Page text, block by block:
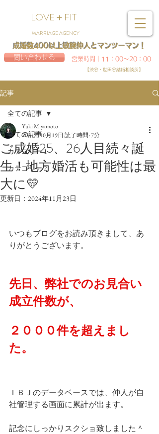
LOVE＋FIT
MARRIAGE AGENCY
問い合わせる
【渋谷・世田谷結婚相談所】
成婚数400以上敏腕仲人とマンツーマン！
営業時間｜11：00～20：00
記事
全ての記事
カテゴリー 1
カテゴリー 2
全ての記事
ご成婚25、26人目続々誕
生！地方婚活も可能性は最
大に💛
Yuki Miyamoto
2024年10月19日 読了時間: 7分
更新日： 2024年11月23日
いつもブログをお読み頂きまして、あ
りがとうございます。
先日、弊社でのお見合い
成立件数が、
２０００件を超えまし
た。
ＩＢＪのデータベースでは、仲人が自
社管理する画面に累計が出ます。
記念にしっかりスクショ致しました＾